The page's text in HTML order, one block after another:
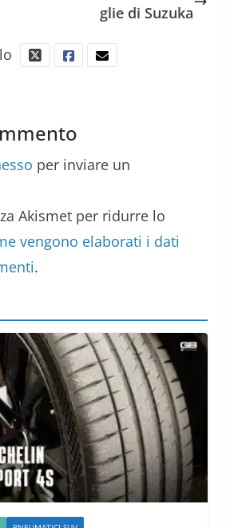
glie di Suzuka
per inviare un
Akismet per ridurre lo
vengono elaborati i dati
.